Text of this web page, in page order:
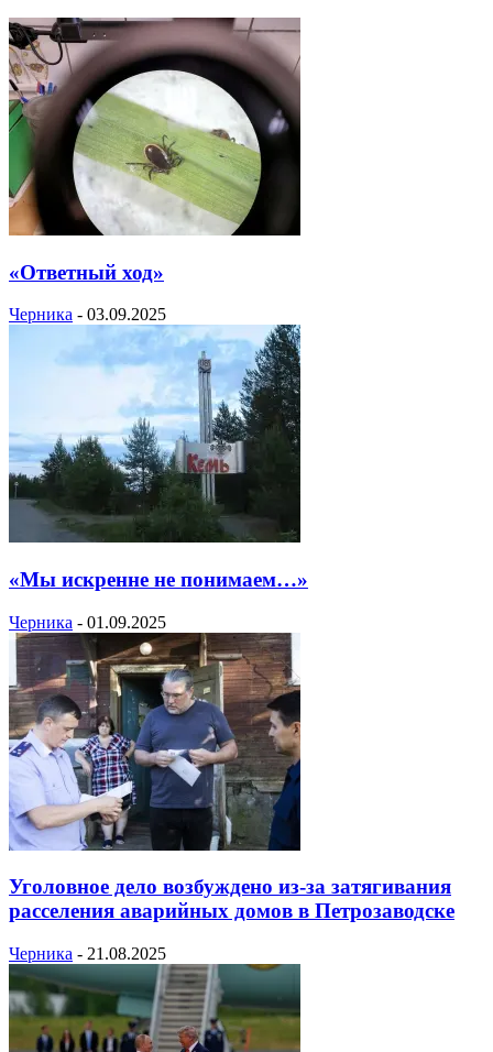
«Ответный ход»
Черника - 03.09.2025
«Мы искренне не понимаем…»
Черника - 01.09.2025
Уголовное дело возбуждено из-за затягивания
расселения аварийных домов в Петрозаводске
Черника - 21.08.2025